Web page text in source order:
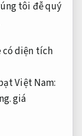
tôi đễ quý
có diện tích
Việt Nam:
giá